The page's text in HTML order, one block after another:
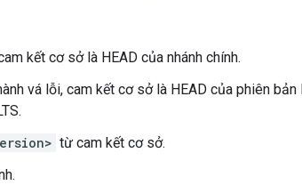
kết cơ sở là HEAD của nhánh chính.
vá lỗi, cam kết cơ sở là HEAD của phiên bản
từ cam kết cơ sở.